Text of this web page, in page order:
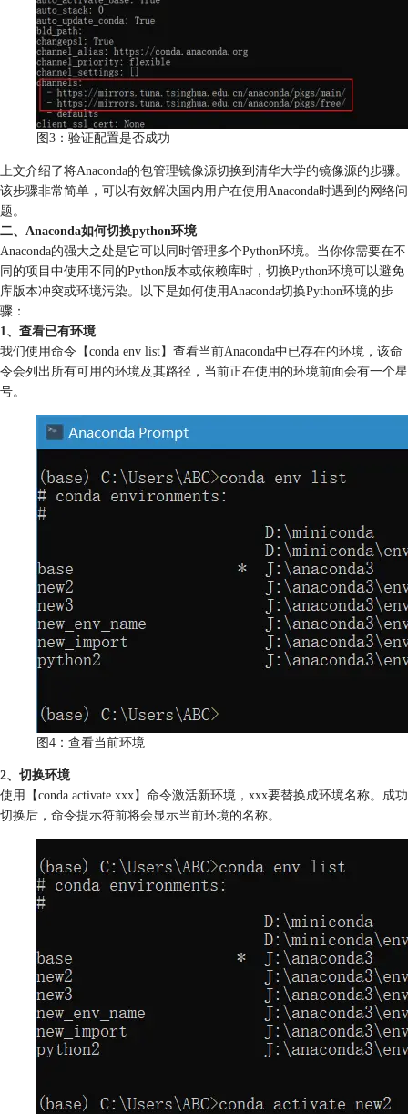
图3：验证配置是否成功
上文介绍了将Anaconda的包管理镜像源切换到清华大学的镜像源的步骤。
该步骤非常简单，可以有效解决国内用户在使用Anaconda时遇到的网络问
题。
二、Anaconda如何切换python环境
Anaconda的强大之处是它可以同时管理多个Python环境。当你你需要在不
同的项目中使用不同的Python版本或依赖库时，切换Python环境可以避免
库版本冲突或环境污染。以下是如何使用Anaconda切换Python环境的步
骤：
1、查看已有环境
我们使用命令【conda env list】查看当前Anaconda中已存在的环境，该命
令会列出所有可用的环境及其路径，当前正在使用的环境前面会有一个星
号。
图4：查看当前环境
2、切换环境
使用【conda activate xxx】命令激活新环境，xxx要替换成环境名称。成功
切换后，命令提示符前将会显示当前环境的名称。